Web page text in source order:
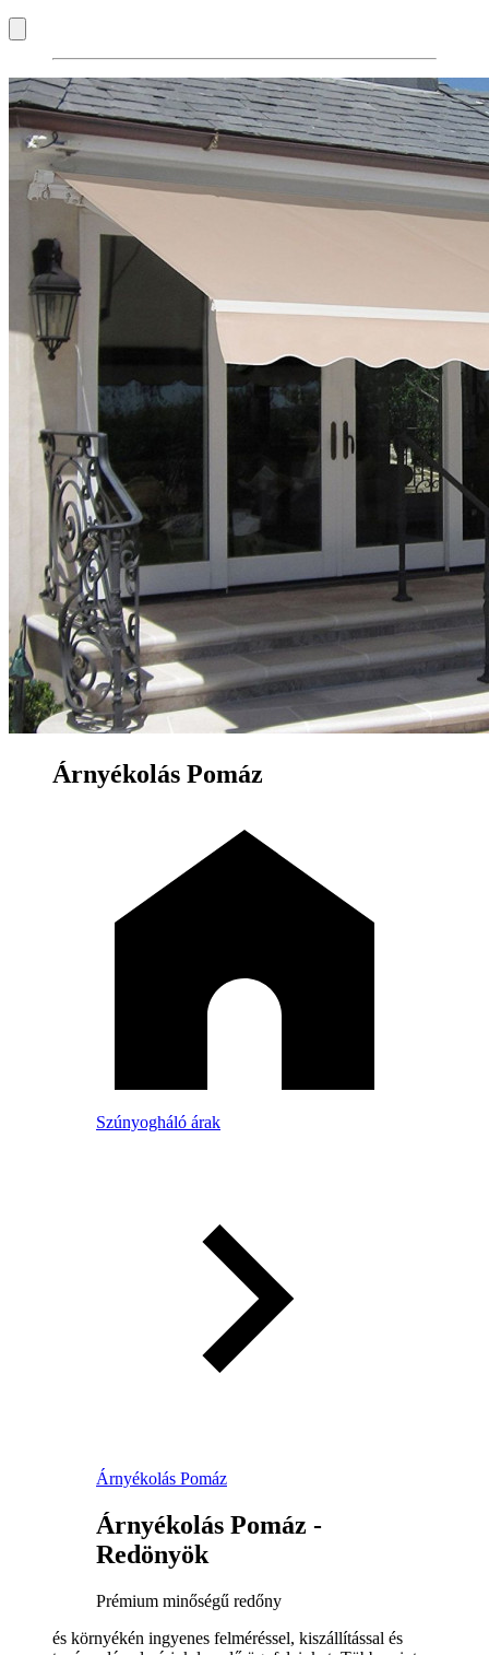
Árnyékolás Pomáz
Szúnyogháló árak
Árnyékolás Pomáz
Árnyékolás Pomáz -
Redönyök
Prémium minőségű redőny
és környékén ingyenes felméréssel, kiszállítással és